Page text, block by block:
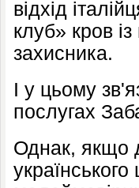
відхід
клуб» кров
захисника.
І у цьому
послугах
Однак, якщо